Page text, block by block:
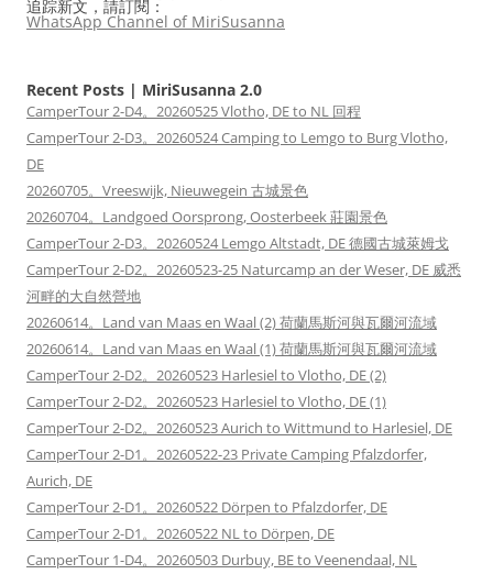
追踪新文，請訂閱：
WhatsApp Channel of MiriSusanna
Recent Posts | MiriSusanna 2.0
CamperTour 2-D4。20260525 Vlotho, DE to NL 回程
CamperTour 2-D3。20260524 Camping to Lemgo to Burg Vlotho,
DE
20260705。Vreeswijk, Nieuwegein 古城景色
20260704。Landgoed Oorsprong, Oosterbeek 莊園景色
CamperTour 2-D3。20260524 Lemgo Altstadt, DE 德國古城萊姆戈
CamperTour 2-D2。20260523-25 Naturcamp an der Weser, DE 威悉
河畔的大自然營地
20260614。Land van Maas en Waal (2) 荷蘭馬斯河與瓦爾河流域
20260614。Land van Maas en Waal (1) 荷蘭馬斯河與瓦爾河流域
CamperTour 2-D2。20260523 Harlesiel to Vlotho, DE (2)
CamperTour 2-D2。20260523 Harlesiel to Vlotho, DE (1)
CamperTour 2-D2。20260523 Aurich to Wittmund to Harlesiel, DE
CamperTour 2-D1。20260522-23 Private Camping Pfalzdorfer,
Aurich, DE
CamperTour 2-D1。20260522 Dörpen to Pfalzdorfer, DE
CamperTour 2-D1。20260522 NL to Dörpen, DE
CamperTour 1-D4。20260503 Durbuy, BE to Veenendaal, NL